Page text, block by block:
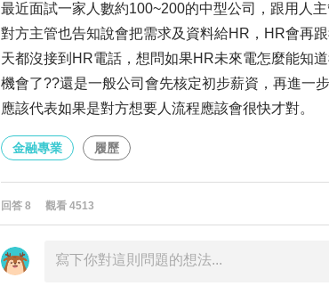
最近面試一家人數約100~200的中型公司，跟用人
對方主管也告知說會把需求及資料給HR，HR會再
天都沒接到HR電話，想問如果HR未來電怎麼能知
機會了??還是一般公司會先核定初步薪資，再進一
應該代表如果是對方想要人流程應該會很快才對。
金融專業 履歷
回答 8 觀看 4513